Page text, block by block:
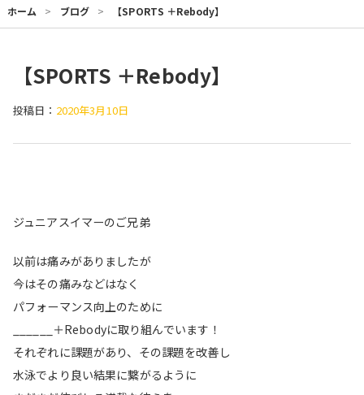
ホーム ブログ 【SPORTS ＋Rebody】
【SPORTS ＋Rebody】
投稿日： 2020年3月10日
ジュニアスイマーのご兄弟
以前は痛みがありましたが
今はその痛みなどはなく
パフォーマンス向上のために
______＋Rebodyに取り組んでいます！
それぞれに課題があり、その課題を改善し
水泳でより良い結果に繋がるように